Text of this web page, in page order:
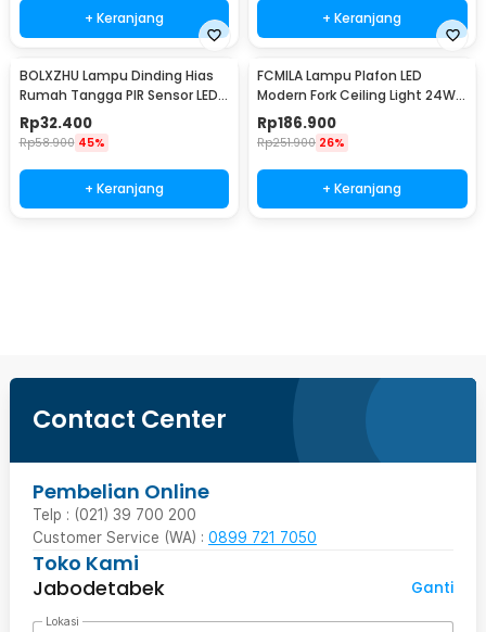
+ Keranjang + Keranjang
BOLXZHU Lampu Dinding Hias
Rumah Tangga PIR Sensor LED
Warm White 3W - HCGY003
Rp32.400
Rp58.900 45%
+ Keranjang
FCMILA Lampu Plafon LED
Modern Fork Ceiling Light 24W
Cool White - M234
Rp186.900
Rp251.900 26%
+ Keranjang
Contact Center
Pembelian Online
Telp : (021) 39 700 200
Customer Service (WA) : 0899 721 7050
Toko Kami
Jabodetabek
Ganti
Lokasi